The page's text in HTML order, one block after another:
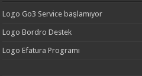
Logo Go3 Service başlamıyor
Logo Bordro Destek
Logo Efatura Programı